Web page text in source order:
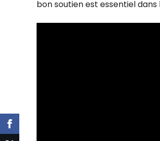
bon soutien est essentiel dans